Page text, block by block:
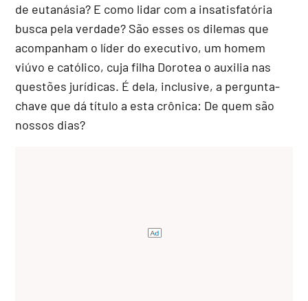
de eutanásia? E como lidar com a insatisfatória
busca pela verdade? São esses os dilemas que
acompanham o líder do executivo, um homem
viúvo e católico, cuja filha Dorotea o auxilia nas
questões jurídicas. É dela, inclusive, a pergunta-
chave que dá título a esta crônica: De quem são
nossos dias?